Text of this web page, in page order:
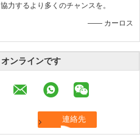
協力するより多くのチャンスを。
—— カーロス
オンラインです